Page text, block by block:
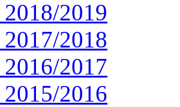
2018/2019
2017/2018
2016/2017
2015/2016